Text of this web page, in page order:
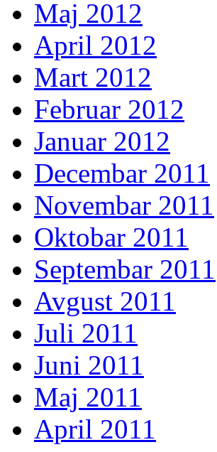
Maj 2012
April 2012
Mart 2012
Februar 2012
Januar 2012
Decembar 2011
Novembar 2011
Oktobar 2011
Septembar 2011
Avgust 2011
Juli 2011
Juni 2011
Maj 2011
April 2011